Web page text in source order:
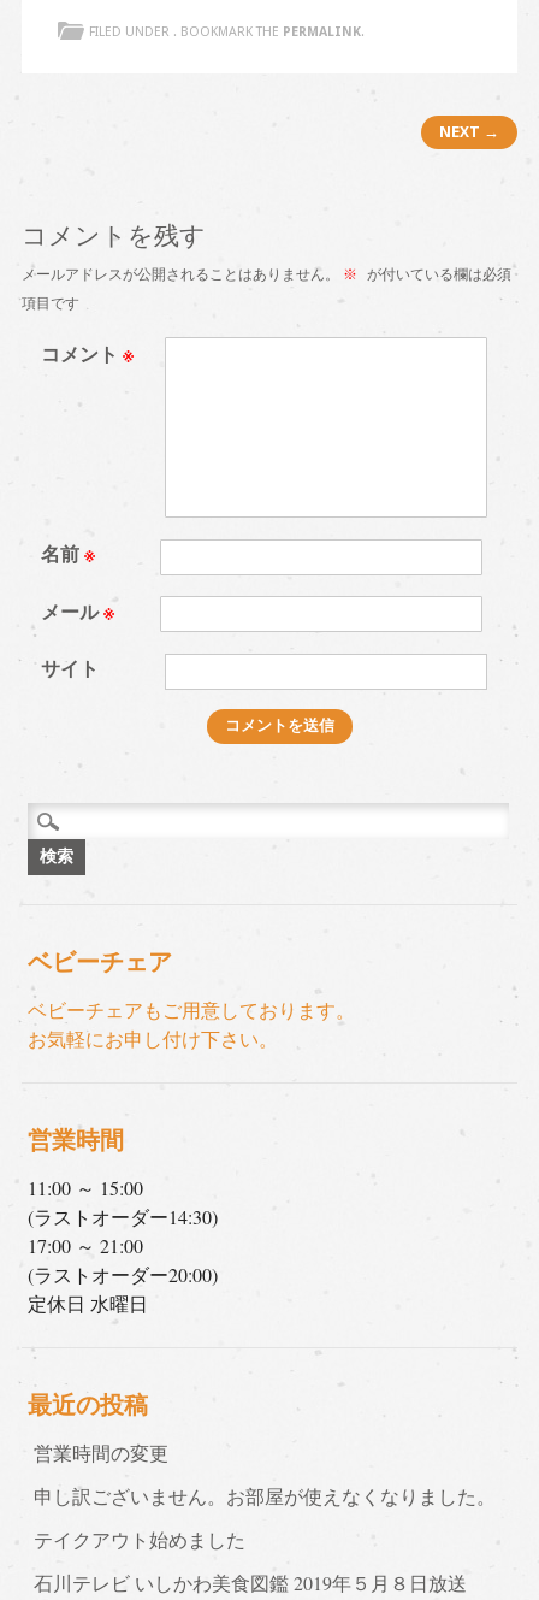
FILED UNDER . BOOKMARK THE PERMALINK.
NEXT →
コメントを残す
メールアドレスが公開されることはありません。 ※
が付いている欄は必須
項目です
コメント※
名前※
メール※
サイト
検
索:
ベビーチェア
ベビーチェアもご用意しております。
お気軽にお申し付け下さい。
営業時間
11:00 ～ 15:00
(ラストオーダー14:30)
17:00 ～ 21:00
(ラストオーダー20:00)
定休日 水曜日
最近の投稿
営業時間の変更
申し訳ございません。お部屋が使えなくなりました。
テイクアウト始めました
石川テレビ いしかわ美食図鑑 2019年５月８日放送